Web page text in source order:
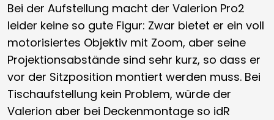
Bei der Aufstellung macht der Valerion Pro2
leider keine so gute Figur: Zwar bietet er ein voll
motorisiertes Objektiv mit Zoom, aber seine
Projektionsabstände sind sehr kurz, so dass er
vor der Sitzposition montiert werden muss. Bei
Tischaufstellung kein Problem, würde der
Valerion aber bei Deckenmontage so idR